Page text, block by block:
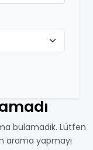
bulamadık. Lütfen
arama yapmayı